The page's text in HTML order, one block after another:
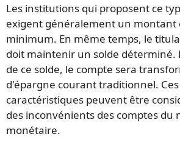
Les institutions qui proposent ce
exigent généralement un montant
minimum. En même temps, le
doit maintenir un solde déterminé.
de ce solde, le compte sera
d'épargne courant traditionnel.
caractéristiques peuvent être
des inconvénients des comptes du
monétaire.